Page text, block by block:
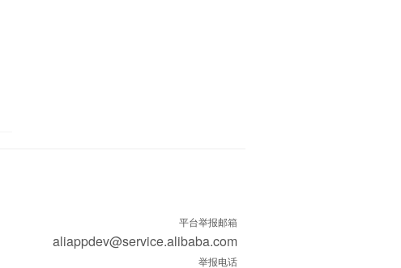
平台举报邮箱
aliappdev@service.alibaba.com
举报电话